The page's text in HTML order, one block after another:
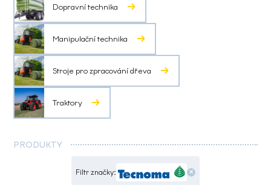
Dopravní technika
Manipulační technika
Stroje pro zpracování dřeva
Traktory
PRODUKTY
Filtr značky: ×